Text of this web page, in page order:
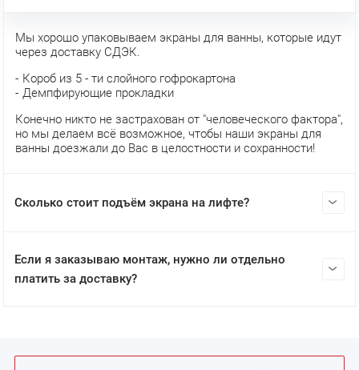
Мы хорошо упаковываем экраны для ванны, которые идут
через доставку СДЭК.
Короб из 5 - ти слойного гофрокартона
Демпфирующие прокладки
Конечно никто не застрахован от "человеческого фактора",
но мы делаем всё возможное, чтобы наши экраны для
ванны доезжали до Вас в целостности и сохранности!
Сколько стоит подъём экрана на лифте?
Если я заказываю монтаж, нужно ли отдельно
платить за доставку?